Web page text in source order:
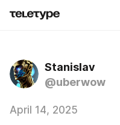
Stanislav
@uberwow
April 14, 2025